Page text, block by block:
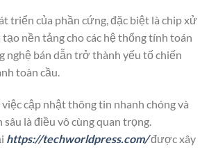
triển của phần cứng, đặc biệt là chip xử
nền tảng cho các hệ thống tính toán
nghệ bán dẫn trở thành yếu tố chiến
toàn cầu.
việc cập nhật thông tin nhanh chóng và
sâu là điều vô cùng quan trọng.
https://techworldpress.com/được xây